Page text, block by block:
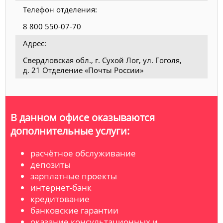
Телефон отделения:
8 800 550-07-70
Адрес:
Свердловская обл., г. Сухой Лог, ул. Гоголя,
д. 21 Отделение «Почты России»
В данном офисе оказываются
дополнительные услуги:
расчётное обслуживание
депозиты
зарплатные проекты
интернет-банк
кредитование
банковские гарантии